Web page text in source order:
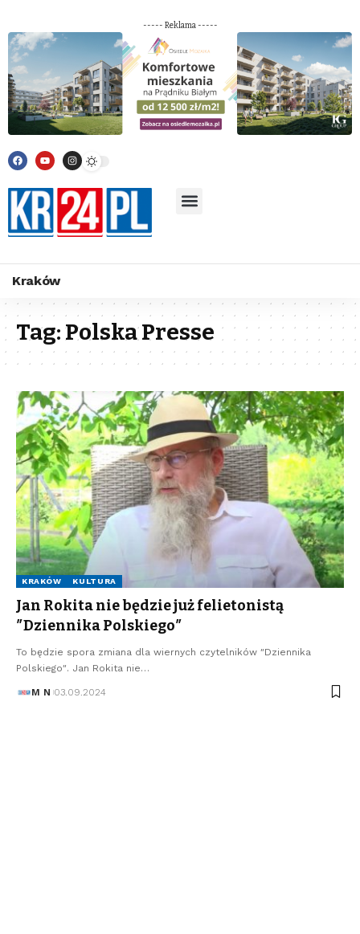
----- Reklama -----
Kraków
Tag:Polska Presse
KRAKÓW KULTURA
Jan Rokita nie będzie już felietonistą
″Dziennika Polskiego″
To będzie spora zmiana dla wiernych czytelników ″Dziennika
Polskiego″. Jan Rokita nie…
M N 03.09.2024